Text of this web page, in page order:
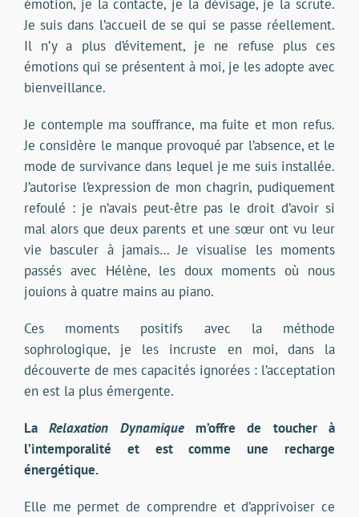
émotion, je la contacte, je la dévisage, je la scrute.
Je suis dans l’accueil de se qui se passe réellement.
Il n’y a plus d’évitement, je ne refuse plus ces
émotions qui se présentent à moi, je les adopte avec
bienveillance.
Je contemple ma souffrance, ma fuite et mon refus.
Je considère le manque provoqué par l’absence, et le
mode de survivance dans lequel je me suis installée.
J’autorise l’expression de mon chagrin, pudiquement
refoulé : je n’avais peut-être pas le droit d’avoir si
mal alors que deux parents et une sœur ont vu leur
vie basculer à jamais… Je visualise les moments
passés avec Hélène, les doux moments où nous
jouions à quatre mains au piano.
Ces moments positifs avec la méthode
sophrologique, je les incruste en moi, dans la
découverte de mes capacités ignorées : l’acceptation
en est la plus émergente.
LaRelaxation Dynamique m’offre de toucher à
l’intemporalité et est comme une recharge
énergétique.
Elle me permet de comprendre et d’apprivoiser ce